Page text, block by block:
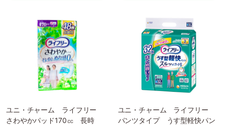
ユニ・チャーム ライフリー
さわやかパッド170㏄ 長時
ユニ・チャーム ライフリー
パンツタイプ うす型軽快パン